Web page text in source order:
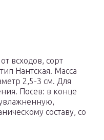
всходов, сорт
Нантская. Масса
2,5-3 см. Для
Посев: в конце
составу, со